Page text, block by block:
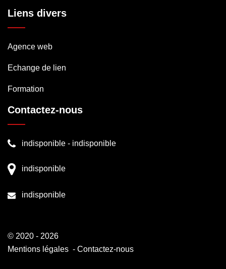
Liens divers
Agence web
Echange de lien
Formation
Contactez-nous
indisponible - indisponible
indisponible
indisponible
© 2020 - 2026
Mentions légales - Contactez-nous